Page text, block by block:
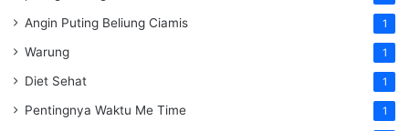
Angin Puting Beliung Ciamis 1
Warung 1
Diet Sehat 1
Pentingnya Waktu Me Time 1